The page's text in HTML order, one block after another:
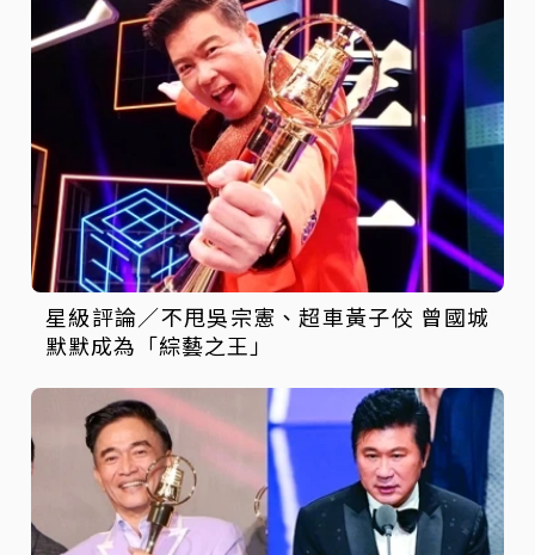
星級評論／不甩吳宗憲、超車黃子佼 曾國城
默默成為「綜藝之王」